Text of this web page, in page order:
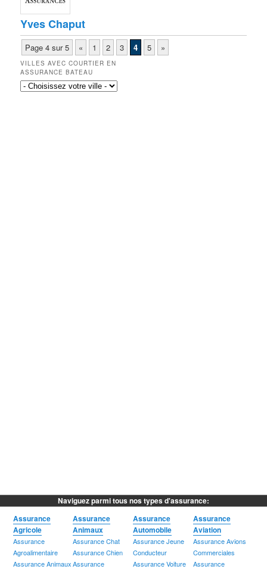
Yves Chaput
Page 4 sur 5 « 1 2 3 4 5 »
VILLES AVEC COURTIER EN
ASSURANCE BATEAU
Naviguez parmi tous nos types d'assurance:
Assurance
Agricole
Assurance
Agroalimentaire
Assurance Animaux
Assurance
Animaux
Assurance Chat
Assurance Chien
Assurance
Assurance
Automobile
Assurance Jeune
Conducteur
Assurance Voiture
Assurance
Aviation
Assurance Avions
Commerciales
Assurance